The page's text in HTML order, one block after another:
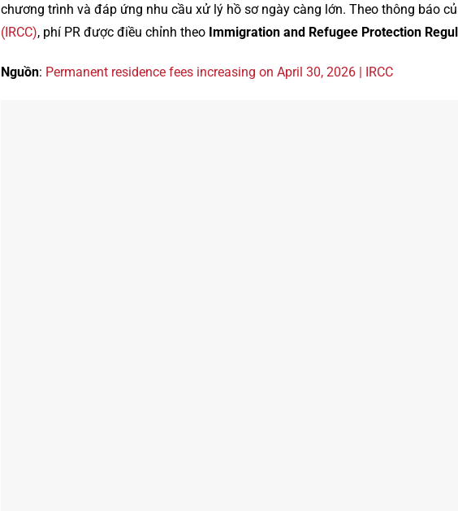
chương trình và đáp ứng nhu cầu xử lý hồ sơ ngày càng lớn. Theo thông báo
(IRCC), phí PR được điều chỉnh theo Immigration and Refugee Protection
Nguồn: Permanent residence fees increasing on April 30, 2026 | IRCC